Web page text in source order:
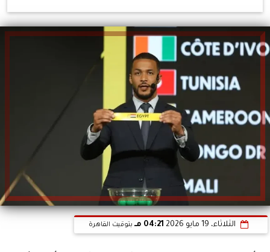
الثلاثاء، 19 مايو 2026 04:21 مـ بتوقيت القاهرة